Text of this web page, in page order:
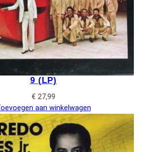
9 (LP)
€ 27,99
aan winkelwagen